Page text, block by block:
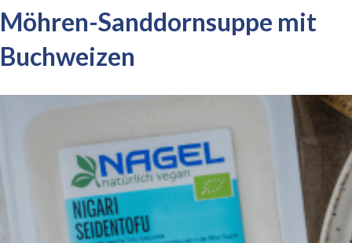
Möhren-Sanddornsuppe mit
Buchweizen